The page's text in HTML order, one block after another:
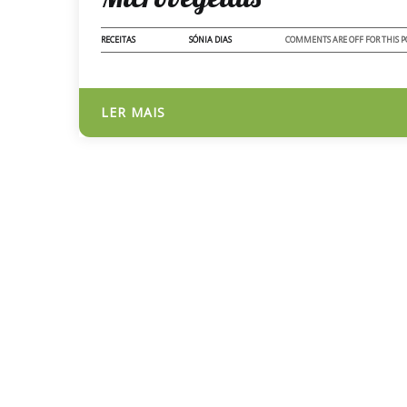
RECEITAS SÓNIA DIAS COMMENTS ARE OFF FOR THIS
LER MAIS